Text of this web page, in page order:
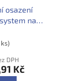
osazení
na
DPH
Kč